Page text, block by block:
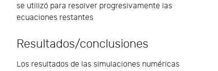
se utilizó para resolver progresivamente las
ecuaciones restantes
Resultados/conclusiones
Los resultados de las simulaciones numéricas